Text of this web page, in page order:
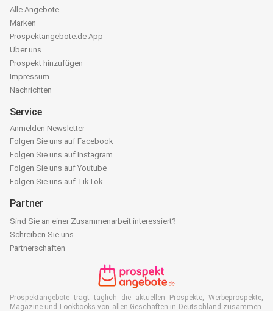
Alle Angebote
Marken
Prospektangebote.de App
Über uns
Prospekt hinzufügen
Impressum
Nachrichten
Service
Anmelden Newsletter
Folgen Sie uns auf Facebook
Folgen Sie uns auf Instagram
Folgen Sie uns auf Youtube
Folgen Sie uns auf TikTok
Partner
Sind Sie an einer Zusammenarbeit interessiert?
Schreiben Sie uns
Partnerschaften
Prospektangebote trägt täglich die aktuellen Prospekte, Werbeprospekte,
Magazine und Lookbooks von allen Geschäften in Deutschland zusammen.